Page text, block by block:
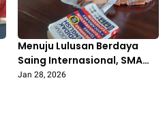
Menuju Lulusan Berdaya
Saing Internasional, SMA
At-Tajdid Muhammadiyah
Jan 28, 2026